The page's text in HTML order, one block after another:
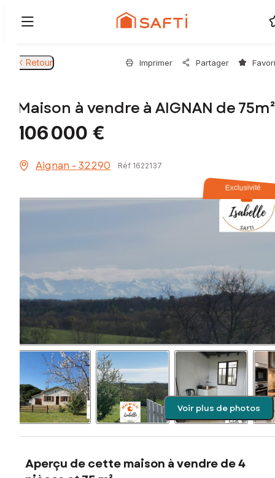
Retour Imprimer Partager
Maison à vendre à AIGNAN de 75m²
106 000 €
Aignan - 32290 Réf 1622137
Exclusivité
Voir plus de photos
Aperçu de cette maison à vendre de 4